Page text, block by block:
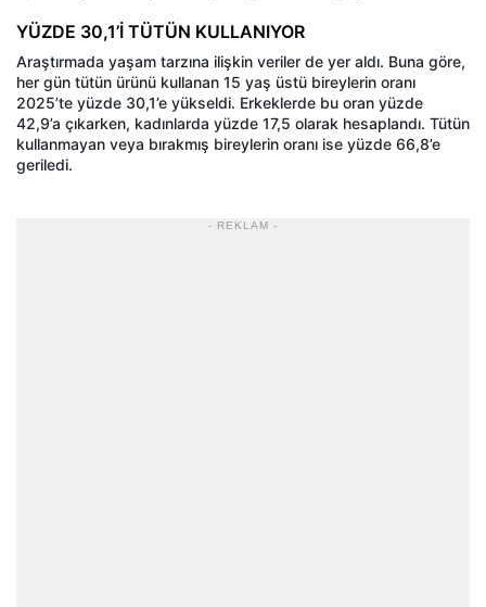
YÜZDE 30,1’İ TÜTÜN KULLANIYOR
Araştırmada yaşam tarzına ilişkin veriler de yer aldı. Buna göre,
her gün tütün ürünü kullanan 15 yaş üstü bireylerin oranı
2025’te yüzde 30,1’e yükseldi. Erkeklerde bu oran yüzde
42,9’a çıkarken, kadınlarda yüzde 17,5 olarak hesaplandı. Tütün
kullanmayan veya bırakmış bireylerin oranı ise yüzde 66,8’e
geriledi.
- REKLAM -